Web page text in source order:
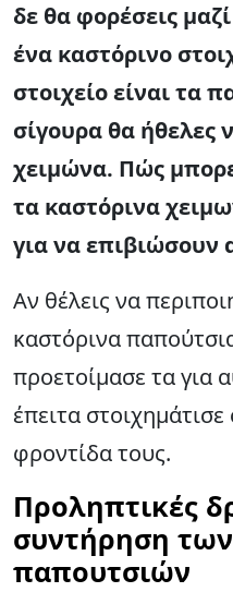
δε θα φορέσεις
ένα καστόρινο
στοιχείο είναι τα
σίγουρα θα ήθελες
χειμώνα. Πώς
τα καστόρινα
για να επιβιώσουν
Αν θέλεις να
καστόρινα
προετοίμασε τα για
έπειτα
φροντίδα τους.
Προληπτικές
συντήρηση
παπουτσιών